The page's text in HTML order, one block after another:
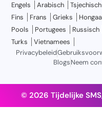
Engels Arabisch Tsjechisch
Fins
Frans Grieks
Pools
Portugees Russisch
Turks
Vietnamees
Privacybeleid
BlogsNeem
© 2026 Tijdelijke